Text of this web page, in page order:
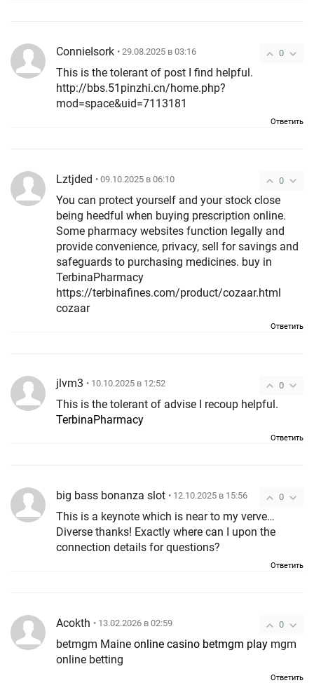
0
ConnieIsork • 29.08.2025 в 03:16
This is the tolerant of post I find helpful.
http://bbs.51pinzhi.cn/home.php?
mod=space&uid=7113181
Ответить
0
Lztjded • 09.10.2025 в 06:10
You can protect yourself and your stock close
being heedful when buying prescription online.
Some pharmacy websites function legally and
provide convenience, privacy, sell for savings and
safeguards to purchasing medicines. buy in
TerbinaPharmacy
https://terbinafines.com/product/cozaar.html
cozaar
Ответить
0
jlvm3 • 10.10.2025 в 12:52
This is the tolerant of advise I recoup helpful.
TerbinaPharmacy
Ответить
0
big bass bonanza slot • 12.10.2025 в 15:56
This is a keynote which is near to my verve…
Diverse thanks! Exactly where can I upon the
connection details for questions?
Ответить
0
Acokth • 13.02.2026 в 02:59
betmgm Maine online casino betmgm play mgm
online betting
Ответить